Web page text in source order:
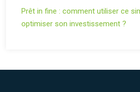
Prêt in fine : comment utiliser ce
optimiser son investissement ?